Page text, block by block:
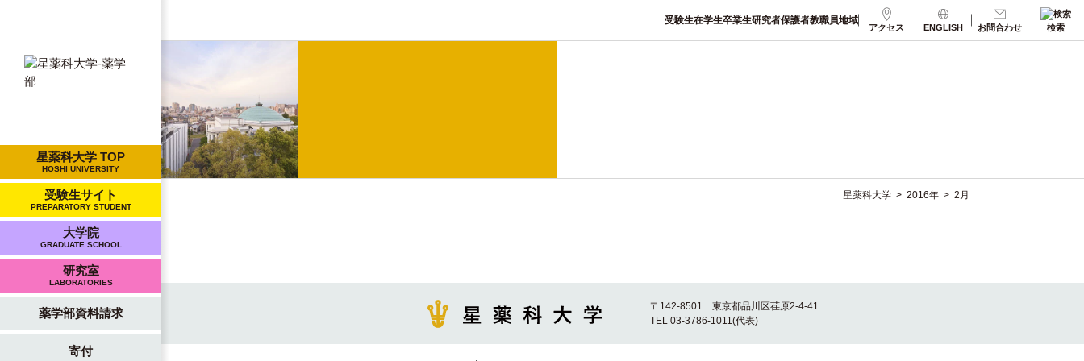
星薬科大学 TOP
HOSHI UNIVERSITY
受験生サイト
PREPARATORY STUDENT
大学院
GRADUATE SCHOOL
研究室
LABORATORIES
薬学部資料請求
寄付
受験生在学生卒業生研究者保護者教職員地域
アクセス ENGLISH お問合わせ 検索
星薬科大学 > 2016年 > 2月
〒142-8501 東京都品川区荏原2-4-41
TEL 03-3786-1011(代表)